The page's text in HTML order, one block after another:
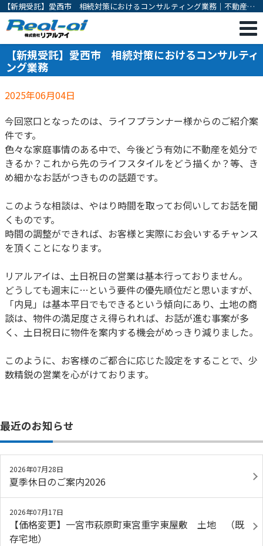
【新規受託】愛西市 相続対策におけるコンサルティング業務｜不動産相
続・売却専門｜一宮市の不動産売却・購入・相続対策・有効活用のご相談
は株式会社リアルアイ
【新規受託】愛西市 相続対策におけるコンサルティ
ング業務
2025年06月04日
今回窓口となったのは、ライフプランナー様からのご紹介案
件です。
色々な家庭事情のある中で、今後どう有効に不動産を処分で
きるか？これから先のライフスタイルをどう描くか？等、き
め細かなお話がつきものの話題です。
このような相談は、やはり時間を取ってお伺いしてお話を聞
くものです。
時間の調整ができれば、お客様と実際にお会いするチャンス
を頂くことになります。
リアルアイは、土日祝日の営業は基本行っておりません。
どうしても週末に…という要件の優先順位だと思いますが、
「内見」は基本平日でもできるという傾向にあり、土地の商
談は、物件の満足度さえ得られれば、お話が進む事案が多
く、土日祝日に物件を案内する機会がめっきり減りました。
このように、お客様のご都合に応じた設定をすることで、少
数精鋭の営業を心がけております。
最近のお知らせ
2026年07月28日
夏季休日のご案内2026
2026年07月17日
【価格変更】一宮市萩原町東宮重字東屋敷 土地 （既
存宅地）